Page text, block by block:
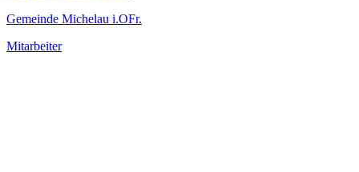
Gemeinde Michelau i.OFr.
Mitarbeiter